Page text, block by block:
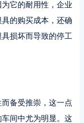
它的耐用性，企业
的购买成本，还确
损坏而导致的停工
备受推崇，这一点
间中尤为明显。这